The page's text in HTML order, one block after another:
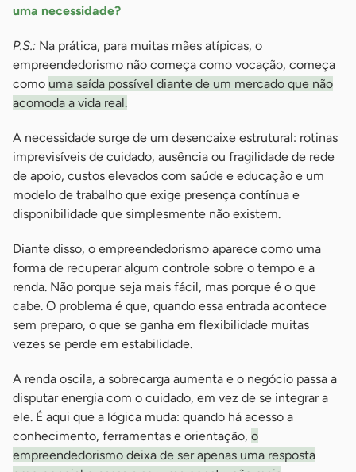
uma necessidade?
P.S.: Na prática, para muitas mães atípicas, o
empreendedorismo não começa como vocação, começa
como uma saída possível diante de um mercado que não
acomoda a vida real.
A necessidade surge de um desencaixe estrutural: rotinas
imprevisíveis de cuidado, ausência ou fragilidade de rede
de apoio, custos elevados com saúde e educação e um
modelo de trabalho que exige presença contínua e
disponibilidade que simplesmente não existem.
Diante disso, o empreendedorismo aparece como uma
forma de recuperar algum controle sobre o tempo e a
renda. Não porque seja mais fácil, mas porque é o que
cabe. O problema é que, quando essa entrada acontece
sem preparo, o que se ganha em flexibilidade muitas
vezes se perde em estabilidade.
A renda oscila, a sobrecarga aumenta e o negócio passa a
disputar energia com o cuidado, em vez de se integrar a
ele. É aqui que a lógica muda: quando há acesso a
conhecimento, ferramentas e orientação, o
empreendedorismo deixa de ser apenas uma resposta